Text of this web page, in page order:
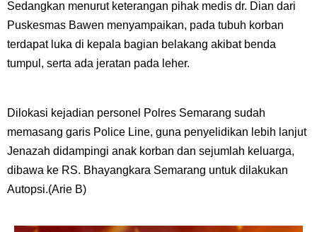
Sedangkan menurut keterangan pihak medis dr. Dian dari
Puskesmas Bawen menyampaikan, pada tubuh korban
terdapat luka di kepala bagian belakang akibat benda
tumpul, serta ada jeratan pada leher.
Dilokasi kejadian personel Polres Semarang sudah
memasang garis Police Line, guna penyelidikan lebih lanjut
Jenazah didampingi anak korban dan sejumlah keluarga,
dibawa ke RS. Bhayangkara Semarang untuk dilakukan
Autopsi.(Arie B)